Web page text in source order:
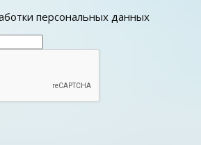
персональных данных